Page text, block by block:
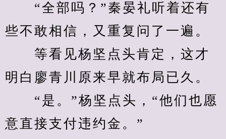
“全部吗？”秦晏礼听着还有
些不敢相信，又重复问了一遍。
等看见杨坚点头肯定，这才
明白廖青川原来早就布局已久。
“是。”杨坚点头，“他们也愿
意直接支付违约金。”